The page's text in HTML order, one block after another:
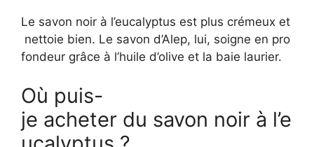
Le savon noir à l’eucalyptus est plus crémeux et
nettoie bien. Le savon d’Alep, lui, soigne en pro
fondeur grâce à l’huile d’olive et la baie laurier.
Où puis-
je acheter du savon noir à l’e